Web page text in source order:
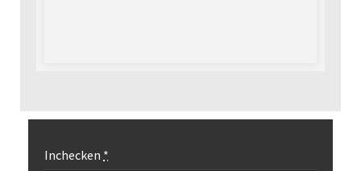
Inchecken *